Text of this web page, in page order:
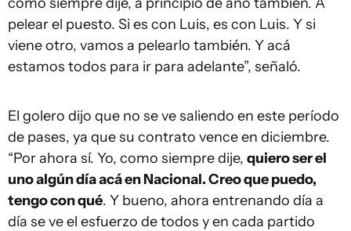
pelear el puesto. Si es con Luis, es con Luis. Y si
viene otro, vamos a pelearlo también. Y acá
estamos todos para ir para adelante”, señaló.
El golero dijo que no se ve saliendo en este período
de pases, ya que su contrato vence en diciembre.
“Por ahora sí. Yo, como siempre dije, quiero ser el
uno algún día acá en Nacional. Creo que puedo,
tengo con qué. Y bueno, ahora entrenando día a
día se ve el esfuerzo de todos y en cada partido